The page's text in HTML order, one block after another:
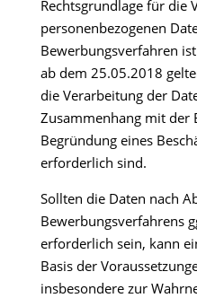
Rechtsgrundlage für die
personenbezogenen
Bewerbungsverfahren
ab dem 25.05.2018
die Verarbeitung der
Zusammenhang mit der
Begründung eines
erforderlich sind.
Sollten die Daten nach
Bewerbungsverfahrens
erforderlich sein, kann
Basis der
insbesondere zur